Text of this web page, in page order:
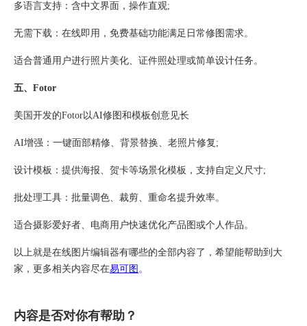
多语言支持​：含中文界面，操作直观;
​无需下载​：在线即用，免费基础功能满足日常修图需求。
适合普通用户进行照片美化、证件照处理或简单设计任务。
五、Fotor​
美国开发的Fotor以AI修图和模板创意见长
AI增强：一键面部精修、背景替换、老照片修复;
设计模板​：提供海报、贺卡等场景化模板，支持自定义尺寸;
批处理工具​：批量调色、裁剪、重命名提升效率。
适合摄影爱好者、电商用户快速优化产品图或个人作品。
以上就是在线图片编辑器有哪些的全部内容了，希望能帮助到大
家，更多相关内容尽在易可图 。
内容是否对你有帮助？